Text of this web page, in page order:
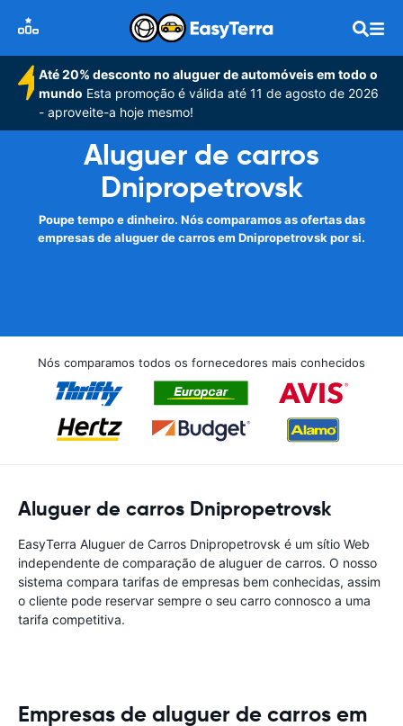
Até 20% desconto no aluguer de automóveis em todo o
mundo Esta promoção é válida até 11 de agosto de 2026
- aproveite-a hoje mesmo!
Aluguer de carros
Dnipropetrovsk
Poupe tempo e dinheiro. Nós comparamos as ofertas das
empresas de aluguer de carros em Dnipropetrovsk por si.
Nós comparamos todos os fornecedores mais conhecidos
Aluguer de carros Dnipropetrovsk
EasyTerra Aluguer de Carros Dnipropetrovsk é um sítio Web
independente de comparação de aluguer de carros. O nosso
sistema compara tarifas de empresas bem conhecidas, assim
o cliente pode reservar sempre o seu carro connosco a uma
tarifa competitiva.
Empresas de aluguer de carros em